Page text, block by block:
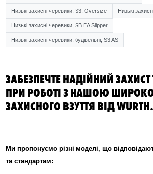
Низькі захисні черевики, S3, Oversize Низькі
Низькі захисні черевики, SB EA Slipper
Низькі захисні черевики, будівельні, S3 AS
ЗАБЕЗПЕЧТЕ НАДІЙНИЙ
ПРИ РОБОТІ З НАШОЮ
ЗАХИСНОГО ВЗУТТЯ ВІД WURTH.
Ми пропонуємо різні моделі, що
та стандартам: